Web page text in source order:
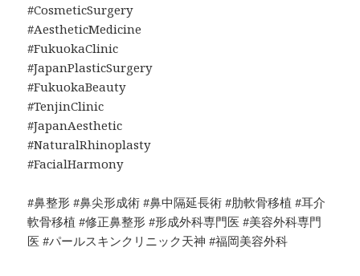
#CosmeticSurgery
#AestheticMedicine
#FukuokaClinic
#JapanPlasticSurgery
#FukuokaBeauty
#TenjinClinic
#JapanAesthetic
#NaturalRhinoplasty
#FacialHarmony
#鼻整形 #鼻尖形成術 #鼻中隔延長術 #肋軟骨移植 #耳介
軟骨移植 #修正鼻整形 #形成外科専門医 #美容外科専門
医 #パールスキンクリニック天神 #福岡美容外科